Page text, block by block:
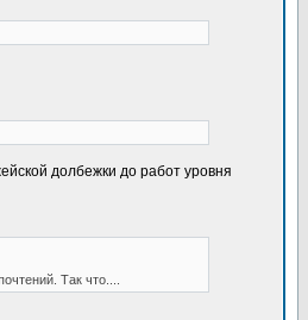
долбежки до работ уровня
Так что....